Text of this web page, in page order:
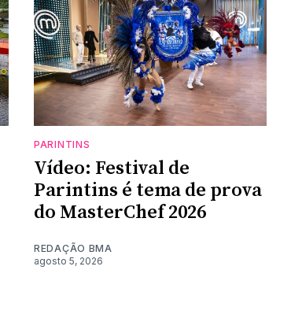
PARINTINS
Vídeo: Festival de
Parintins é tema de prova
do MasterChef 2026
REDAÇÃO BMA
agosto 5, 2026